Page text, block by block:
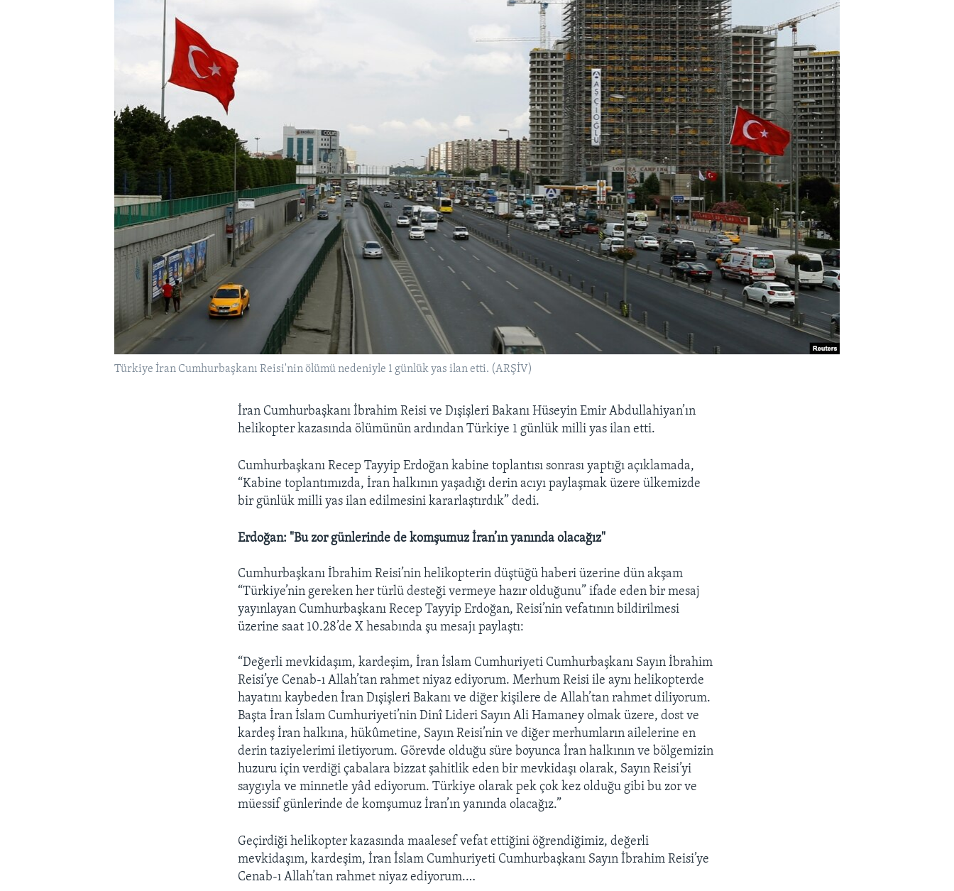
Türkiye İran Cumhurbaşkanı Reisi'nin ölümü nedeniyle 1 günlük yas ilan etti. (ARŞİV)
İran Cumhurbaşkanı İbrahim Reisi ve Dışişleri Bakanı Hüseyin Emir Abdullahiyan’ın
helikopter kazasında ölümünün ardından Türkiye 1 günlük milli yas ilan etti.
Cumhurbaşkanı Recep Tayyip Erdoğan kabine toplantısı sonrası yaptığı açıklamada,
“Kabine toplantımızda, İran halkının yaşadığı derin acıyı paylaşmak üzere ülkemizde
bir günlük milli yas ilan edilmesini kararlaştırdık” dedi.
Erdoğan: "Bu zor günlerinde de komşumuz İran’ın yanında olacağız"
Cumhurbaşkanı İbrahim Reisi’nin helikopterin düştüğü haberi üzerine dün akşam
“Türkiye’nin gereken her türlü desteği vermeye hazır olduğunu” ifade eden bir mesaj
yayınlayan Cumhurbaşkanı Recep Tayyip Erdoğan, Reisi’nin vefatının bildirilmesi
üzerine saat 10.28’de X hesabında şu mesajı paylaştı:
“Değerli mevkidaşım, kardeşim, İran İslam Cumhuriyeti Cumhurbaşkanı Sayın İbrahim
Reisi’ye Cenab-ı Allah’tan rahmet niyaz ediyorum. Merhum Reisi ile aynı helikopterde
hayatını kaybeden İran Dışişleri Bakanı ve diğer kişilere de Allah’tan rahmet diliyorum.
Başta İran İslam Cumhuriyeti’nin Dinî Lideri Sayın Ali Hamaney olmak üzere, dost ve
kardeş İran halkına, hükûmetine, Sayın Reisi’nin ve diğer merhumların ailelerine en
derin taziyelerimi iletiyorum. Görevde olduğu süre boyunca İran halkının ve bölgemizin
huzuru için verdiği çabalara bizzat şahitlik eden bir mevkidaşı olarak, Sayın Reisi’yi
saygıyla ve minnetle yâd ediyorum. Türkiye olarak pek çok kez olduğu gibi bu zor ve
müessif günlerinde de komşumuz İran’ın yanında olacağız.”
Geçirdiği helikopter kazasında maalesef vefat ettiğini öğrendiğimiz, değerli
mevkidaşım, kardeşim, İran İslam Cumhuriyeti Cumhurbaşkanı Sayın İbrahim Reisi’ye
Cenab-ı Allah’tan rahmet niyaz ediyorum.…